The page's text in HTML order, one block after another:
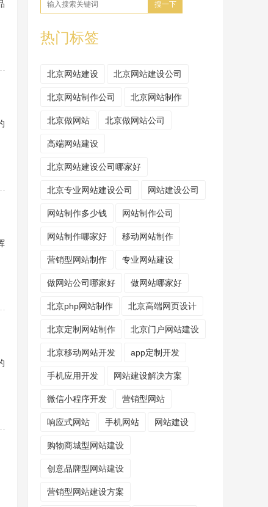
搜一下
热门标签
北京网站建设 北京网站建设公司
北京网站制作公司 北京网站制作
北京做网站 北京做网站公司
高端网站建设
北京网站建设公司哪家好
北京专业网站建设公司 网站建设公司
网站制作多少钱 网站制作公司
网站制作哪家好 移动网站制作
营销型网站制作 专业网站建设
做网站公司哪家好 做网站哪家好
北京php网站制作 北京高端网页设计
北京定制网站制作 北京门户网站建设
北京移动网站开发 app定制开发
手机应用开发 网站建设解决方案
微信小程序开发 营销型网站
响应式网站 手机网站 网站建设
购物商城型网站建设
创意品牌型网站建设
营销型网站建设方案